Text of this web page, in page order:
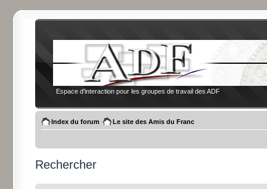
Espace d'interaction pour les groupes de travail des ADF
Index du forum Le site des Amis du Franc
Rechercher